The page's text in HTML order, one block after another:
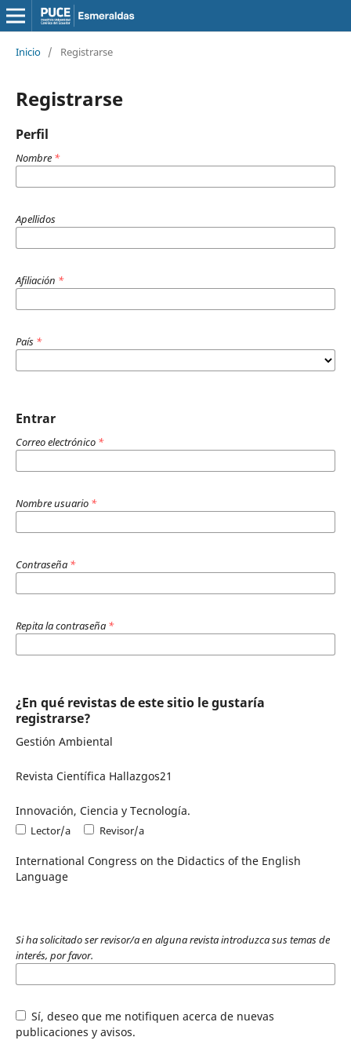
Inicio / Registrarse
Registrarse
Perfil
Nombre *
Apellidos
Afiliación *
País *
Entrar
Correo electrónico *
Nombre usuario *
Contraseña *
Repita la contraseña *
¿En qué revistas de este sitio le gustaría
registrarse?
Gestión Ambiental
Revista Científica Hallazgos21
Innovación, Ciencia y Tecnología.
Lector/a Revisor/a
International Congress on the Didactics of the English
Language
Si ha solicitado ser revisor/a en alguna revista introduzca sus temas de
interés, por favor.
Sí, deseo que me notifiquen acerca de nuevas
publicaciones y avisos.